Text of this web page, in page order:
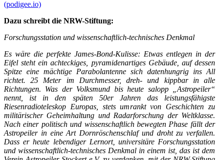
(podigee.io)
Dazu schreibt die NRW-Stiftung:
Forschungsstation und wissenschaftlich-technisches Denkmal
Es wäre die perfekte James-Bond-Kulisse: Etwas entlegen in der
Eifel steht ein achteckiges, pyramidenartiges Gebäude, auf dessen
Spitze eine mächtige Parabolantenne sich datenhungrig ins All
richtet. 25 Meter im Durchmesser, dreh- und kippbar in alle
Richtungen. Was der Volksmund bis heute salopp „Astropeiler“
nennt, ist in den späten 50er Jahren das leistungsfähigste
Riesenradioteleskop Europas, stets umrankt von Geschichten zu
militärischer Geheimhaltung und Radarforschung der Weltklasse.
Nach einer politisch und wissenschaftlich bewegten Phase fällt der
Astropeiler in eine Art Dornröschenschlaf und droht zu verfallen.
Dass er heute lebendiger Lernort, universitäre Forschungsstation
und wissenschaftlich-technisches Denkmal in einem ist, das ist dem